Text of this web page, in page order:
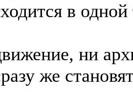
в
ни
же